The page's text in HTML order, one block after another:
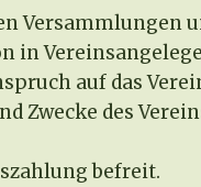
in
auf das
Zwecke des
befreit.